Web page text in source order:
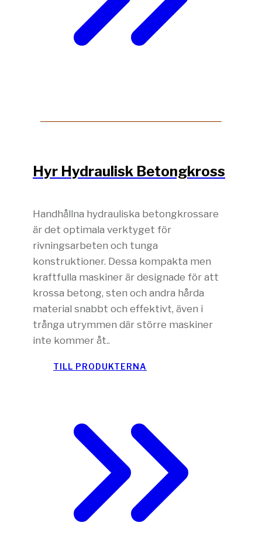
Hyr Hydraulisk Betongkross
Handhållna hydrauliska betongkrossare
är det optimala verktyget för
rivningsarbeten och tunga
konstruktioner. Dessa kompakta men
kraftfulla maskiner är designade för att
krossa betong, sten och andra hårda
material snabbt och effektivt, även i
trånga utrymmen där större maskiner
inte kommer åt..
TILL PRODUKTERNA